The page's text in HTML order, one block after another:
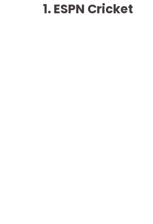
1. ESPN Cricket